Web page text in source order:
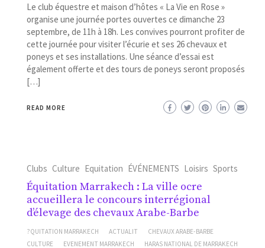
Le club équestre et maison d’hôtes « La Vie en Rose »
organise une journée portes ouvertes ce dimanche 23
septembre, de 11h à 18h. Les convives pourront profiter de
cette journée pour visiter l’écurie et ses 26 chevaux et
poneys et ses installations. Une séance d’essai est
également offerte et des tours de poneys seront proposés
[…]
READ MORE
Clubs Culture Equitation ÉVÉNEMENTS Loisirs Sports
Équitation Marrakech : La ville ocre
accueillera le concours interrégional
d’élevage des chevaux Arabe-Barbe
?QUITATION MARRAKECH ACTUALIT
CHEVAUX ARABE-BARBE
CULTURE
EVENEMENT MARRAKECH HARAS NATIONAL DE MARRAKECH